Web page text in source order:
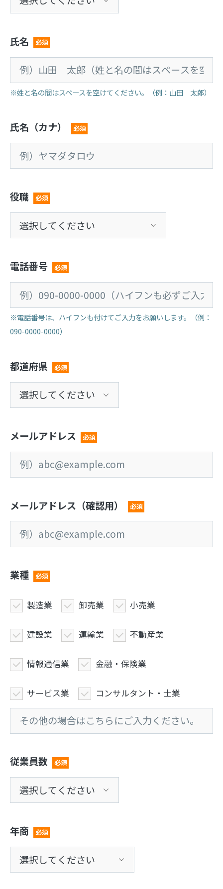
氏名 必須
※姓と名の間はスペースを空けてください。（例：山田 太郎）
氏名（カナ） 必須
役職 必須
電話番号 必須
※電話番号は、ハイフンも付けてご入力をお願いします。（例：
090-0000-0000）
都道府県 必須
メールアドレス 必須
メールアドレス（確認用） 必須
業種 必須
製造業 卸売業 小売業
建設業 運輸業 不動産業
情報通信業 金融・保険業
サービス業 コンサルタント・士業
従業員数 必須
年商 必須